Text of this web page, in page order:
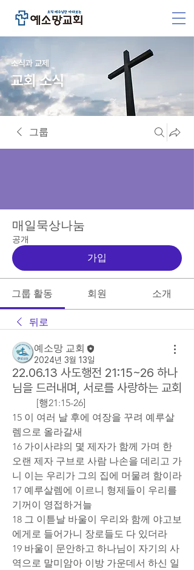
소식과 교제
교회 소식
그룹
매일묵상나눔
공개
가입
그룹 활동 회원 소개
뒤로
예소망 교회
2024년 3월 13일
22.06.13 사도행전 21:15~26 하나
님을 드러내며, 서로를 사랑하는 교회
	[행21:15-26]
15 이 여러 날 후에 여장을 꾸려 예루살
렘으로 올라갈새
16 가이사랴의 몇 제자가 함께 가며 한
오랜 제자 구브로 사람 나손을 데리고 가
니 이는 우리가 그의 집에 머물려 함이라
17 예루살렘에 이르니 형제들이 우리를
기꺼이 영접하거늘
18 그 이튿날 바울이 우리와 함께 야고보
에게로 들어가니 장로들도 다 있더라
19 바울이 문안하고 하나님이 자기의 사
역으로 말미암아 이방 가운데서 하신 일